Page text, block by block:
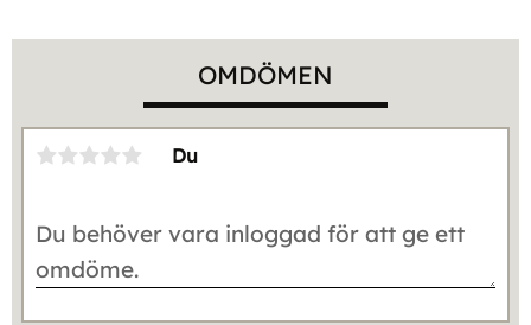
OMDÖMEN
Du